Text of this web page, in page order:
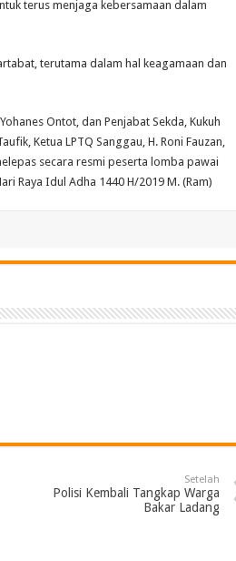
terus menjaga kebersamaan dalam
terutama dalam hal keagamaan dan
Ontot, dan Penjabat Sekda, Kukuh
Ketua LPTQ Sanggau, H. Roni Fauzan,
secara resmi peserta lomba pawai
Raya Idul Adha 1440 H/2019 M. (Ram)
Setelah
Polisi Kembali Tangkap Warga
Bakar Ladang